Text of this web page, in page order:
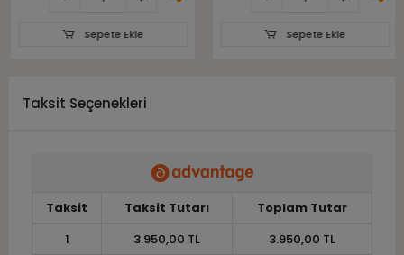
Sepete Ekle Sepete Ekle
Taksit Seçenekleri
Taksit Taksit Tutarı
Toplam Tutar
1
3.950,00 TL 3.950,00 TL